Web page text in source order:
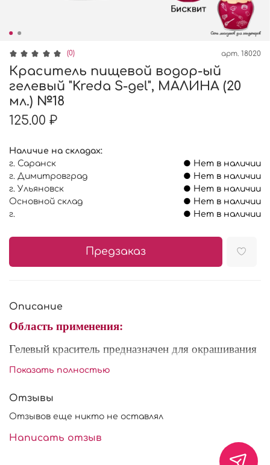
(0) арт. 18020
Краситель пищевой водор-ый
гелевый "Kreda S-gel", МАЛИНА (20
мл.) №18
125.00 ₽
Наличие на складах:
г. Саранск
● Нет в наличии
г. Димитровград
● Нет в наличии
г. Ульяновск
● Нет в наличии
Основной склад
● Нет в наличии
г.
● Нет в наличии
Предзаказ
Описание
Область применения:
Гелевый краситель предназначен для окрашивания
кондитерских изделий (желе, мастика, тесто,
употреблению концентрированный пищевой
различным жидкостям, кремам (белковому,
заварному), муссам, желе, мармеладам, джемам,
мороженому, взбитым сливкам, тестам, сахарной
Показать полностью
Отзывы
Отзывов еще никто не оставлял
Написать отзыв